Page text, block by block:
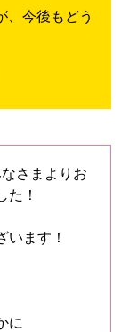
、今後もどう
さまよりお
た！
います！
に